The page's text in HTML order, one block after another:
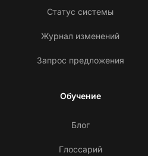
Статус системы
Журнал изменений
Запрос предложения
Обучение
Блог
Глоссарий